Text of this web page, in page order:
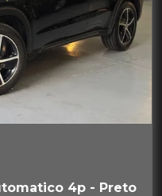
4p - Preto